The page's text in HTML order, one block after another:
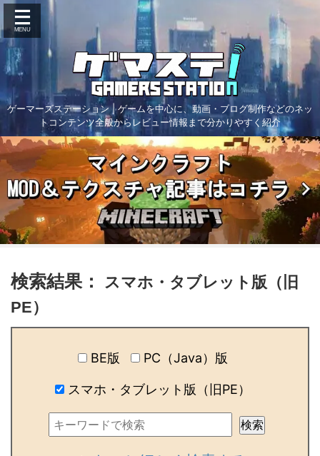
ゲーマーズステーション | ゲームを中心に、動画・ブログ制作などのネッ
トコンテンツ全般からレビュー情報まで分かりやすく紹介
スマホ・タブレット版（旧
PE）
BE版 PC（Java）版
スマホ・タブレット版（旧PE）